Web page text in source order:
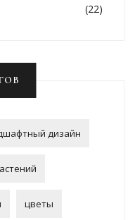
(22)
дизайн
цветы